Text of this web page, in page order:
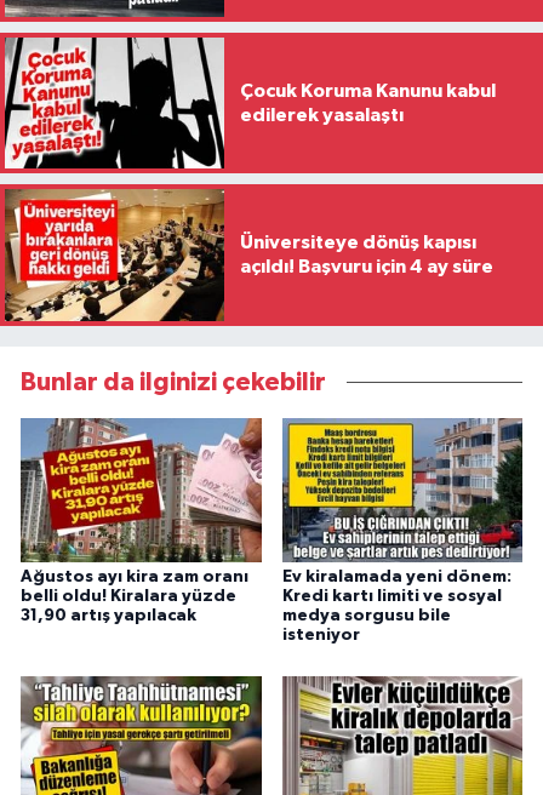
Çocuk Koruma Kanunu kabul
edilerek yasalaştı
Üniversiteye dönüş kapısı
açıldı! Başvuru için 4 ay süre
Bunlar da ilginizi çekebilir
Ağustos ayı kira zam oranı
belli oldu! Kiralara yüzde
31,90 artış yapılacak
Ev kiralamada yeni dönem:
Kredi kartı limiti ve sosyal
medya sorgusu bile
isteniyor